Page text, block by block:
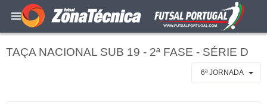
TAÇA NACIONAL SUB 19 - 2ª FASE - SÉRIE D
6ª JORNADA